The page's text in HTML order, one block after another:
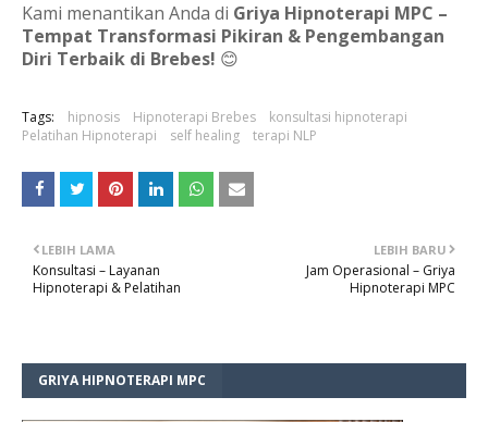
Kami menantikan Anda di Griya Hipnoterapi MPC –
Tempat Transformasi Pikiran & Pengembangan
Diri Terbaik di Brebes! 😊
Tags: hipnosis Hipnoterapi Brebes
konsultasi hipnoterapi
Pelatihan Hipnoterapi
self healing terapi NLP
LEBIH BARU
Jam Operasional – Griya
Hipnoterapi MPC
LEBIH LAMA
Konsultasi – Layanan
Hipnoterapi & Pelatihan
GRIYA HIPNOTERAPI MPC